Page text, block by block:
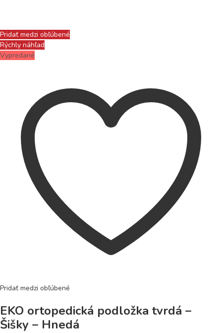
Pridať medzi obľúbené
Rýchly náhľad
Vypredané
Pridať medzi obľúbené
EKO ortopedická podložka tvrdá –
Šišky – Hnedá